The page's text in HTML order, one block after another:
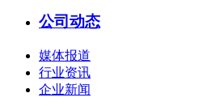
公司动态
媒体报道
行业资讯
企业新闻